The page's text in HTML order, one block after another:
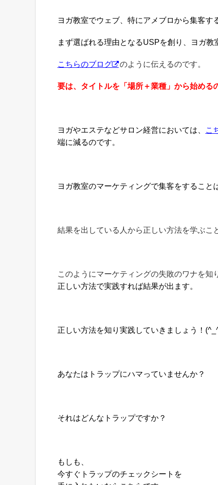
ヨガ教室でウェブ、特にアメブロから集客す
まず選ばれる理由となるUSPを創り、ヨガ教
こちらのブログ のように伝えるのです。
要は、タイトルを「場所＋業種」から始める
ヨガやエステなどサロン経営においては、 こ
端に減るのです。
ヨガ教室のマーケティングで集客をすること
結果を出している人から正しい方法を学ぶこ
このようにマーケティングの失敗のワナを知
正しい方法で実践すれば結果が出ます。
正しい方法を知り実践していきましょう！
あなたはトラップにハマっていませんか？
それはどんなトラップですか？
もしも、
今すぐトラップのチェックシートを